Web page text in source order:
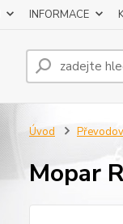
INFORMACE
Úvod
Mopar